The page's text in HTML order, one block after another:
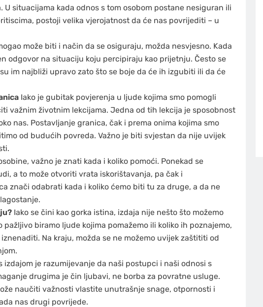
situacijama kada odnos s tom osobom postane nesiguran ili
postoji velika vjerojatnost da će nas povrijediti – u
može biti i način da se osiguraju, možda nesvjesno. Kada
odgovor na situaciju koju percipiraju kao prijetnju. Često se
im najbliži upravo zato što se boje da će ih izgubiti ili da će
Iako je gubitak povjerenja u ljude kojima smo pomogli
važnim životnim lekcijama. Jedna od tih lekcija je sposobnost
nas. Postavljanje granica, čak i prema onima kojima smo
od budućih povreda. Važno je biti svjestan da nije uvijek
važno je znati kada i koliko pomoći. Ponekad se
a to može otvoriti vrata iskorištavanja, pa čak i
znači odabrati kada i koliko ćemo biti tu za druge, a da ne
Iako se čini kao gorka istina, izdaja nije nešto što možemo
biramo ljude kojima pomažemo ili koliko ih poznajemo,
Na kraju, možda se ne možemo uvijek zaštititi od
je razumijevanje da naši postupci i naši odnosi s
drugima je čin ljubavi, ne borba za povratne usluge.
naučiti važnosti vlastite unutrašnje snage, otpornosti i
nas drugi povrijede.